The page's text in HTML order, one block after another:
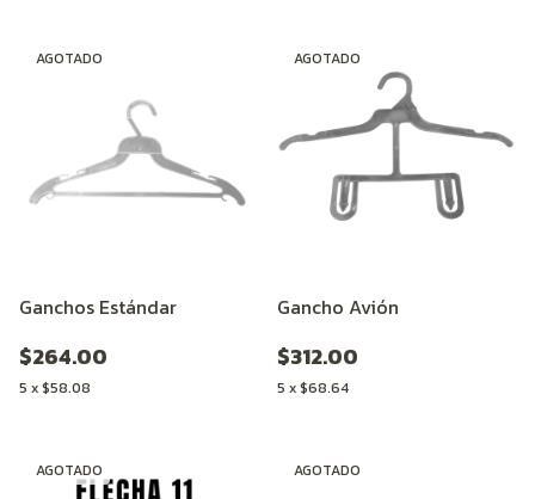
AGOTADO
Ganchos Estándar
$264.00
5 x$58.08
AGOTADO
Gancho Avión
$312.00
5 x$68.64
AGOTADO AGOTADO